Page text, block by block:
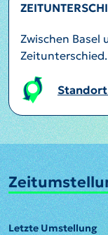
Zwischen Basel
Zeitunterschied.
Letzte Umstellung